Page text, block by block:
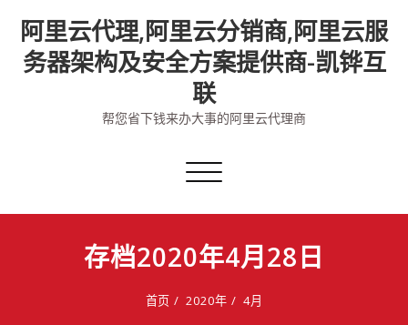
content
阿里云代理,阿里云分销商,阿里云服
务器架构及安全方案提供商-凯铧互
联
帮您省下钱来办大事的阿里云代理商
切
导
存档2020年4月28日
首页 2020年 4月